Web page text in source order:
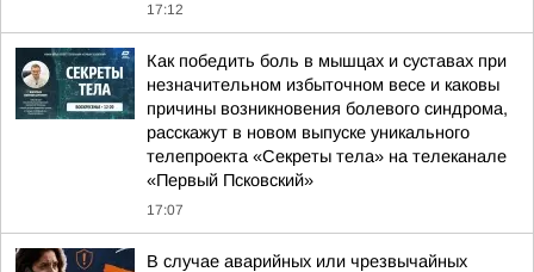
17:12
Как победить боль в мышцах и суставах при
незначительном избыточном весе и каковы
причины возникновения болевого синдрома,
расскажут в новом выпуске уникального
телепроекта «Секреты тела» на телеканале
«Первый Псковский»
17:07
В случае аварийных или чрезвычайных